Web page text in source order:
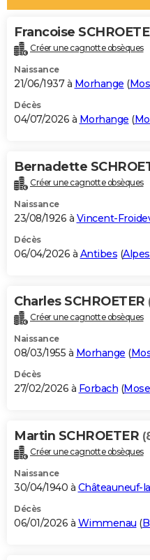
Alimentation
Guide de la santé
Maladies
Médicaments
Sommeil
VOYAGE
Destinations
City break
Voyage nature
Voyage de noces
Forum
Climat
+PHOTO
GUIDES D'ACHAT
BONS PLANS
Carte de Noël
Carte Bonne année
Carte Saint-Valentin
Carte Pâques
Carte d'anniversaire
DICTIONNAIRE
Dictionnaire
Biographies
Citations
Expressions
Proverbes
PROGRAMME TV
S'inscrire
Se connecter
Lycées
Collèges
Primaires
Universités
Entreprises
Service militaire
Avis de recherche
AVIS DE DÉCÈS
Bricolage
Lifestyle
Culture
Sport
Auto
Television
Voyage
Cinema
Francoise
Créer une cagnotte obsèques
Naissance
21/06/1937 à Morhange (
Décès
04/07/2026 à Morhange (
Bernadette
Créer une cagnotte obsèques
Naissance
23/08/1926 à Vincent-
Décès
06/04/2026 à Antibes (
Charles SCHROETER
Créer une cagnotte obsèques
Naissance
08/03/1955 à Morhange (
Décès
27/02/2026 à Forbach (
Martin SCHROETER
Créer une cagnotte obsèques
Naissance
30/04/1940 à Châteauneuf-
Décès
06/01/2026 à Wimmenau (